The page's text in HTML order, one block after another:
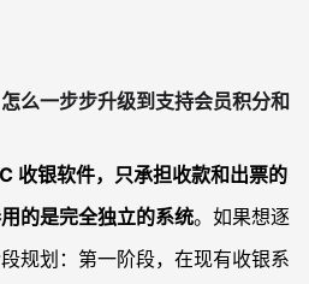
么一步步升级到支持会员积分和
收银软件，只承担收款和出票的
的是完全独立的系统。如果想逐
规划：第一阶段，在现有收银系